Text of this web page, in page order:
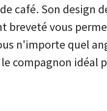
café. Son design
breveté vous
n'importe quel
compagnon idéal